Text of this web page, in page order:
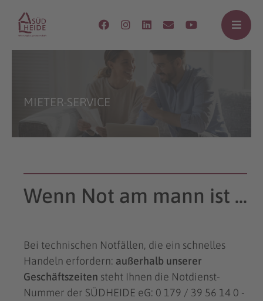
MIETER-SERVICE
Wenn Not am mann ist ...
Bei technischen Notfällen, die ein schnelles
Handeln erfordern: außerhalb unserer
Geschäftszeiten steht Ihnen die Notdienst-
Nummer der SÜDHEIDE eG: 0 179 / 39 56 14 0 -